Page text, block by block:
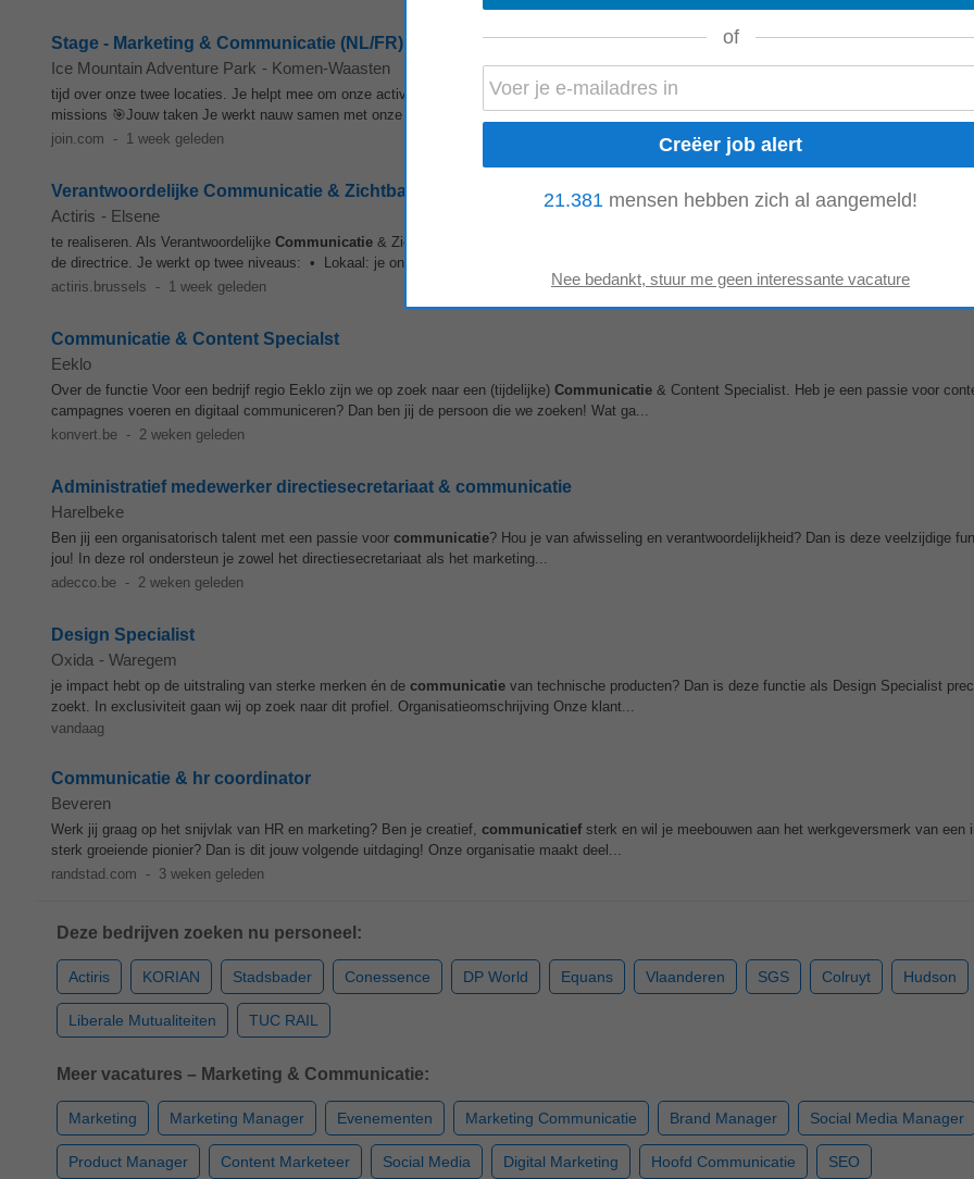
Stage - Marketing & Communicatie (NL/FR)
Ice Mountain Adventure Park - Komen-Waasten
tijd over onze twee locaties. Je helpt mee om onze activiteiten te promoten, nieuwe content te bedenken en speelt een actieve rol in onze
missions 🎯Jouw taken Je werkt nauw samen met onze verantwoordelijke voor marketing...
join.com - 1 week geleden
Verantwoordelijke Communicatie & Zichtbaarheid (NL/FR) M/V/X
Actiris - Elsene
te realiseren. Als Verantwoordelijke Communicatie & Zichtbaarheid neem je de leiding over de volledige
de directrice. Je werkt op twee niveaus: • Lokaal: je ondersteunt de terreincoördinatoren (coaching, content...
actiris.brussels - 1 week geleden
Communicatie & Content Specialst
Eeklo
Over de functie Voor een bedrijf regio Eeklo zijn we op zoek naar een (tijdelijke) Communicatie & Content Specialist. Heb je een passie voor
campagnes voeren en digitaal communiceren? Dan ben jij de persoon die we zoeken! Wat ga...
konvert.be - 2 weken geleden
Administratief medewerker directiesecretariaat & communicatie
Harelbeke
Ben jij een organisatorisch talent met een passie voor communicatie? Hou je van afwisseling en verantwoordelijkheid? Dan is deze veelzijdige
jou! In deze rol ondersteun je zowel het directiesecretariaat als het marketing...
adecco.be - 2 weken geleden
Design Specialist
Oxida - Waregem
je impact hebt op de uitstraling van sterke merken én de communicatie van technische producten? Dan is deze functie als Design Specialist
zoekt. In exclusiviteit gaan wij op zoek naar dit profiel. Organisatieomschrijving Onze klant...
vandaag
Communicatie & hr coordinator
Beveren
Werk jij graag op het snijvlak van HR en marketing? Ben je creatief, communicatiefsterk en wil je meebouwen aan het werkgeversmerk van een
sterk groeiende pionier? Dan is dit jouw volgende uitdaging! Onze organisatie maakt deel...
randstad.com - 3 weken geleden
Deze bedrijven zoeken nu personeel:
Actiris KORIAN Stadsbader Conessence DP World Equans Vlaanderen SGS Colruyt Hudson
Liberale Mutualiteiten TUC RAIL
Meer vacatures – Marketing & Communicatie:
Marketing Marketing Manager Evenementen Marketing Communicatie Brand Manager Social Media Manager
Product Manager Content Marketeer Social Media Digital Marketing Hoofd Communicatie SEO
of
21.381 mensen hebben zich al aangemeld!